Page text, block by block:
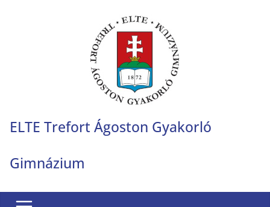
ELTE Trefort Ágoston Gyakorló
Gimnázium